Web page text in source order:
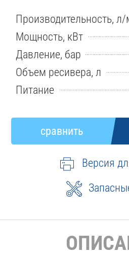
Производительность,
Мощность, кВт
Давление, бар
Объем ресивера, л
Питание
Версия